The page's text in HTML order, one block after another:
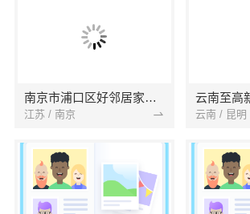
南京市浦口区好邻居家政服务中心
江苏 / 南京 云南 / 昆明